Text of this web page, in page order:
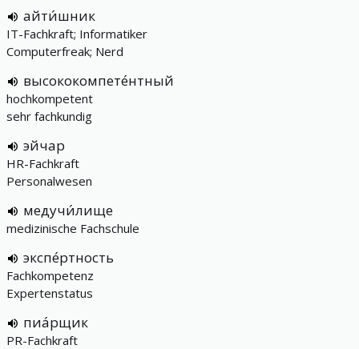
айти́шник
IT-Fachkraft; Informatiker
Computerfreak; Nerd
высококомпете́нтный
hochkompetent
sehr fachkundig
эйчар
HR-Fachkraft
Personalwesen
медучи́лище
medizinische Fachschule
экспе́ртность
Fachkompetenz
Expertenstatus
пиа́рщик
PR-Fachkraft